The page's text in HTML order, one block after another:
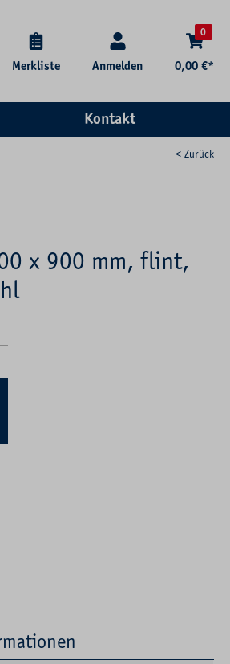
Merkliste Anmelden
0
0,00 €*
Kontakt
< Zurück
x 900 mm, flint,